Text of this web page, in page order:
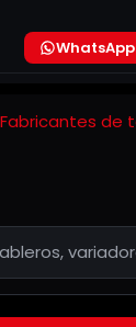
WhatsApp